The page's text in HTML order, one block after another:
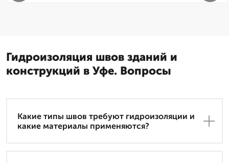
Гидроизоляция швов зданий и
конструкций в Уфе. Вопросы
Какие типы швов требуют гидроизоляции и
какие материалы применяются?